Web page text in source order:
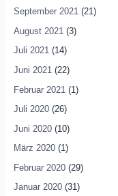
September 2021(21)
August 2021 (3)
Juli 2021(14)
Juni 2021 (22)
Februar 2021 (1)
Juli 2020(26)
Juni 2020(10)
März 2020(1)
Februar 2020(29)
Januar 2020(31)